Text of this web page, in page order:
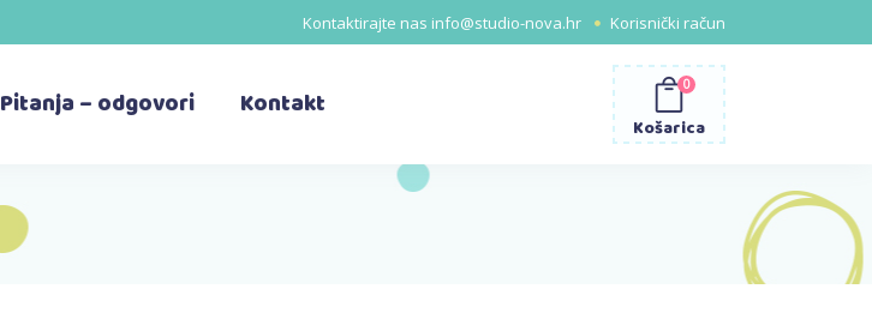
Kontaktirajte nas info@studio-nova.hr Korisnički račun
Pitanja – odgovori Kontakt
Košarica
0